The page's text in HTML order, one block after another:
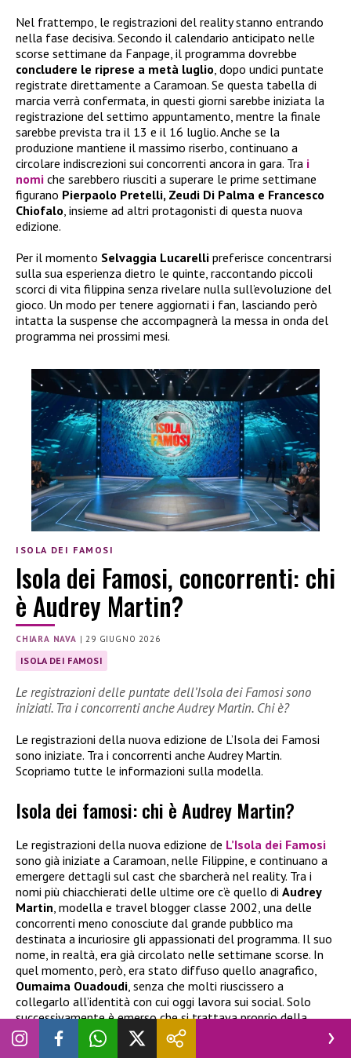
Nel frattempo, le registrazioni del reality stanno entrando
nella fase decisiva. Secondo il calendario anticipato nelle
scorse settimane da Fanpage, il programma dovrebbe
concludere le riprese a metà luglio, dopo undici puntate
registrate direttamente a Caramoan. Se questa tabella di
marcia verrà confermata, in questi giorni sarebbe iniziata la
registrazione del settimo appuntamento, mentre la finale
sarebbe prevista tra il 13 e il 16 luglio. Anche se la
produzione mantiene il massimo riserbo, continuano a
circolare indiscrezioni sui concorrenti ancora in gara. Tra i
nomi che sarebbero riusciti a superare le prime settimane
figurano Pierpaolo Pretelli, Zeudi Di Palma e Francesco
Chiofalo, insieme ad altri protagonisti di questa nuova
edizione.
Per il momento Selvaggia Lucarelli preferisce concentrarsi
sulla sua esperienza dietro le quinte, raccontando piccoli
scorci di vita filippina senza rivelare nulla sull’evoluzione del
gioco. Un modo per tenere aggiornati i fan, lasciando però
intatta la suspense che accompagnerà la messa in onda del
programma nei prossimi mesi.
ISOLA DEI FAMOSI
Isola dei Famosi, concorrenti: chi
è Audrey Martin?
CHIARA NAVA |29 GIUGNO 2026
ISOLA DEI FAMOSI
Le registrazioni delle puntate dell’Isola dei Famosi sono
iniziati. Tra i concorrenti anche Audrey Martin. Chi è?
Le registrazioni della nuova edizione de L’Isola dei Famosi
sono iniziate. Tra i concorrenti anche Audrey Martin.
Scopriamo tutte le informazioni sulla modella.
Isola dei famosi: chi è Audrey Martin?
Le registrazioni della nuova edizione de L’Isola dei Famosi
sono già iniziate a Caramoan, nelle Filippine, e continuano a
emergere dettagli sul cast che sbarcherà nel reality. Tra i
nomi più chiacchierati delle ultime ore c’è quello di Audrey
Martin, modella e travel blogger classe 2002, una delle
concorrenti meno conosciute dal grande pubblico ma
destinata a incuriosire gli appassionati del programma. Il suo
nome, in realtà, era già circolato nelle settimane scorse. In
quel momento, però, era stato diffuso quello anagrafico,
Oumaima Ouadoudi, senza che molti riuscissero a
collegarlo all’identità con cui oggi lavora sui social. Solo
successivamente è emerso che si trattava proprio della
creator conosciuta online comeAudrey Martin